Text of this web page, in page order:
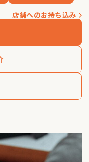
店舗へのお持ち込み